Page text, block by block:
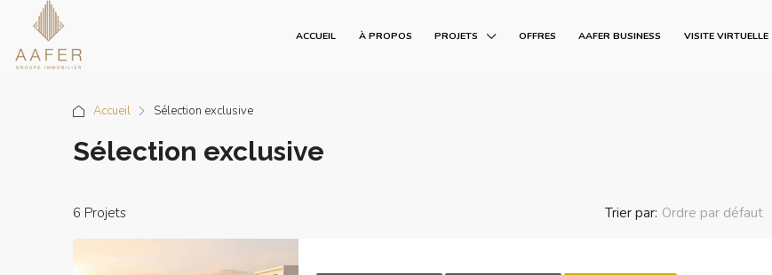
ACCUEIL À PROPOS PROJETS OFFRES AAFER BUSINESS VISITE VIRTUELLE
Accueil Sélection exclusive
Sélection exclusive
6 Projets Trier par: Ordre par défaut